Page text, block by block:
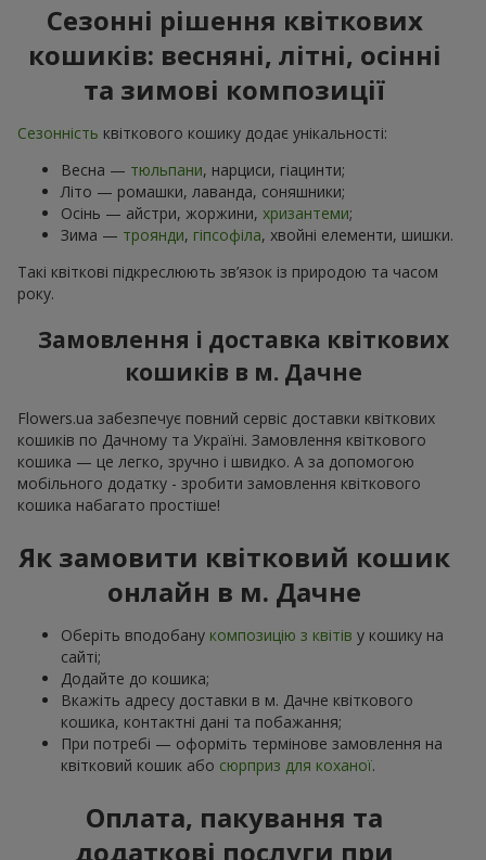
Сезонні рішення квіткових
кошиків: весняні, літні, осінні
та зимові композиції
Сезонність квіткового кошику додає унікальності:
Весна — тюльпани, нарциси, гіацинти;
Літо — ромашки, лаванда, соняшники;
Осінь — айстри, жоржини, хризантеми;
Зима — троянди, гіпсофіла, хвойні елементи, шишки.
Такі квіткові підкреслюють зв’язок із природою та часом
року.
Замовлення і доставка квіткових
кошиків в м. Дачне
Flowers.ua забезпечує повний сервіс доставки квіткових
кошиків по Дачному та Україні. Замовлення квіткового
кошика — це легко, зручно і швидко. А за допомогою
мобільного додатку - зробити замовлення квіткового
кошика набагато простіше!
Як замовити квітковий кошик
онлайн в м. Дачне
Оберіть вподобану композицію з квітів у кошику на
сайті;
Додайте до кошика;
Вкажіть адресу доставки в м. Дачне квіткового
кошика, контактні дані та побажання;
При потребі — оформіть термінове замовлення на
квітковий кошик або сюрприз для коханої.
Оплата, пакування та
додаткові послуги при